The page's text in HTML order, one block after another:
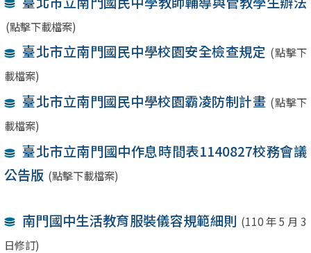
(點擊下載檔案)
臺北市立南門國民中學校園安全檢查規定 (點擊下
載檔案)
臺北市立南門國民中學校園霸凌防制計畫 (點擊下
載檔案)
臺北市立南門國中作息時間表1140827校務會議
公告版 (點擊下載檔案)
南門國中生活教育服裝儀容規範細則 (110 年 5 月 3
日修訂)